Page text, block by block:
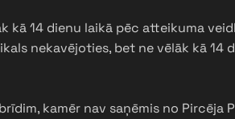
kā 14 dienu laikā pēc atteikuma
nekavējoties, bet ne vēlāk kā
kamēr nav saņēmis no